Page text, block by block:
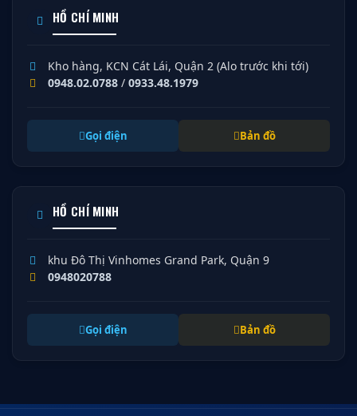
HỒ CHÍ MINH
Kho hàng, KCN Cát Lái, Quận 2 (Alo trước khi tới)
0948.02.0788 / 0933.48.1979
Gọi điện Bản đồ
HỒ CHÍ MINH
khu Đô Thị Vinhomes Grand Park, Quận 9
0948020788
Gọi điện Bản đồ